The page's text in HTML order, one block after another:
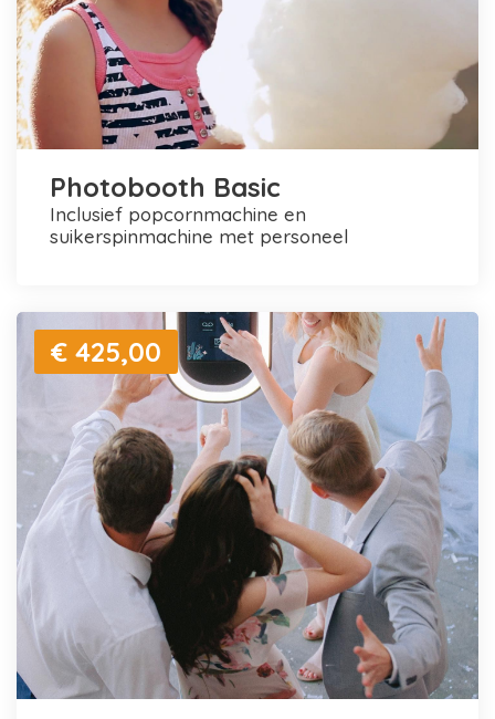
Photobooth Basic
inclusief popcornmachine en
suikerspinmachine met personeel
€ 425,00